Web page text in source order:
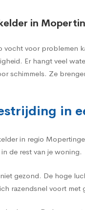
in
vocht voor problemen
Er hangt veel
schimmels. Ze
in
in regio
de rest van je woning.
gezond. De hoge
razendsnel voort